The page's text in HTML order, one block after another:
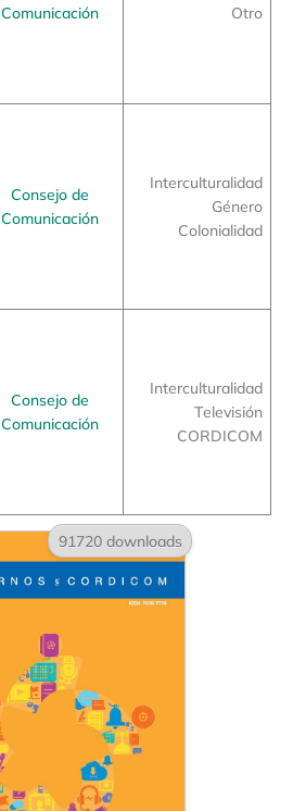
Comunicación
Otro
Consejo de
Comunicación
Interculturalidad
Género
Colonialidad
Consejo de
Comunicación
Interculturalidad
Televisión
CORDICOM
91720 downloads